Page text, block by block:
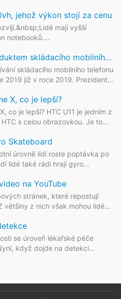
splňovat mnoho požadavků.Že...
jehož výkon stojí za cenu
mají vyšší
notebooků.
Zkušenosti s produktem skládacího mobilního telefonu Xiaomi
skládacího mobilního telefonu
2019 již v roce 2019. Prezident
že první...
X, co je lepší?
co je lepší? HTC U11 je jedním z
s celou obrazovkou. Je to
změn na obrazovce se U11
Skateboard
úrovně lidí roste poptávka po
lidé také rádi hrají gyro
bruslích je...
na YouTube
stránek, které repostují
většiny z nich však mohou lidé
video na Y...
se úroveň lékařské péče
když dojde na detekci